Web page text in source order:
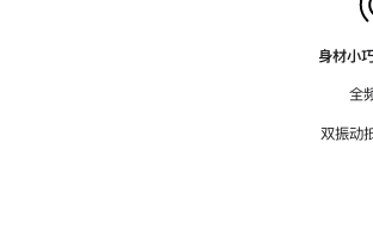
身材小
全
双振动